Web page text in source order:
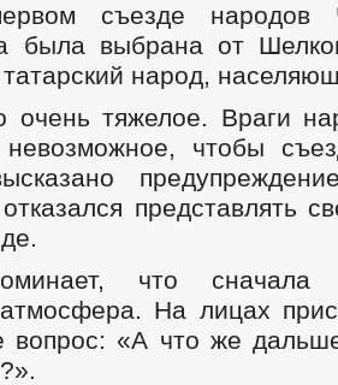
съезде
была выбрана от
народ,
тяжелое. Враги
чтобы
представлять
что
На лицах
вопрос: «А что же